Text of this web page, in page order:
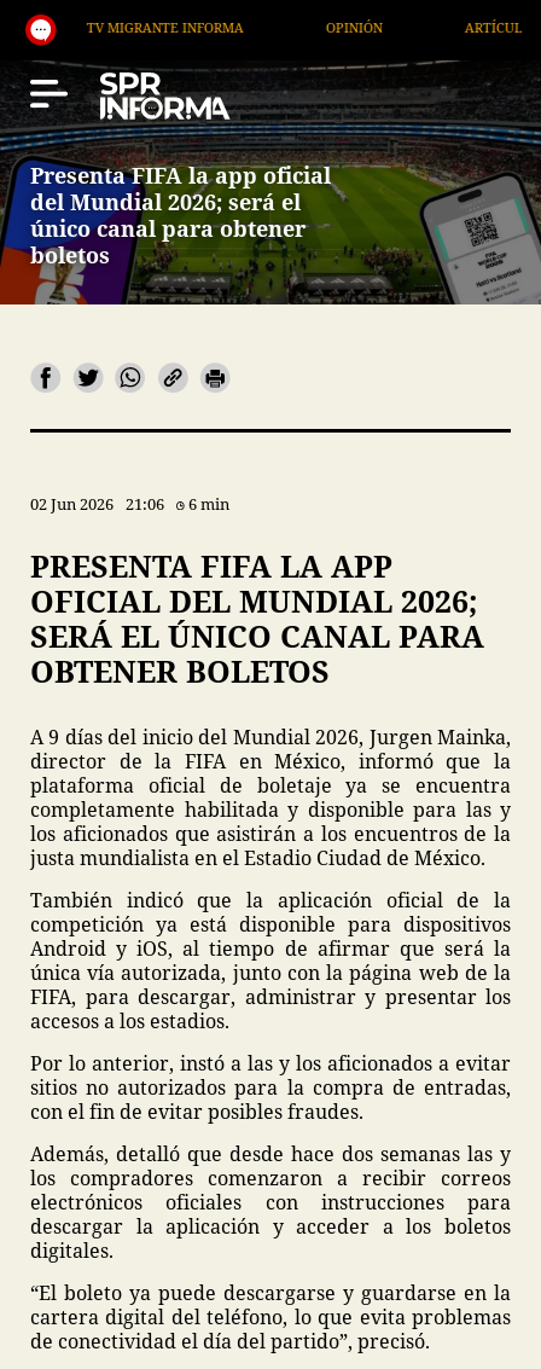
TV MIGRANTE INFORMA ARTÍCULOS
Presenta FIFA la app oficial
del Mundial 2026; será el
único canal para obtener
boletos
02 Jun 2026 21:06 6 min
PRESENTA FIFA LA APP
OFICIAL DEL MUNDIAL 2026;
SERÁ EL ÚNICO CANAL PARA
OBTENER BOLETOS
A 9 días del inicio del Mundial 2026, Jurgen Mainka,
director de la FIFA en México, informó que la
plataforma oficial de boletaje ya se encuentra
completamente habilitada y disponible para las y
los aficionados que asistirán a los encuentros de la
justa mundialista en el Estadio Ciudad de México.
También indicó que la aplicación oficial de la
competición ya está disponible para dispositivos
Android y iOS, al tiempo de afirmar que será la
única vía autorizada, junto con la página web de la
FIFA, para descargar, administrar y presentar los
accesos a los estadios.
Por lo anterior, instó a las y los aficionados a evitar
sitios no autorizados para la compra de entradas,
con el fin de evitar posibles fraudes.
Además, detalló que desde hace dos semanas las y
los compradores comenzaron a recibir correos
electrónicos oficiales con instrucciones para
descargar la aplicación y acceder a los boletos
digitales.
“El boleto ya puede descargarse y guardarse en la
cartera digital del teléfono, lo que evita problemas
de conectividad el día del partido”, precisó.